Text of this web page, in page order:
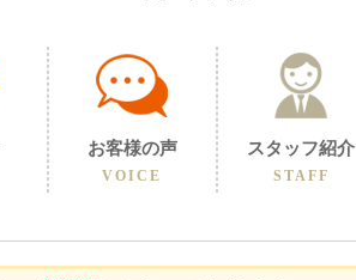
お客様の声
VOICE
スタッフ紹介
STAFF